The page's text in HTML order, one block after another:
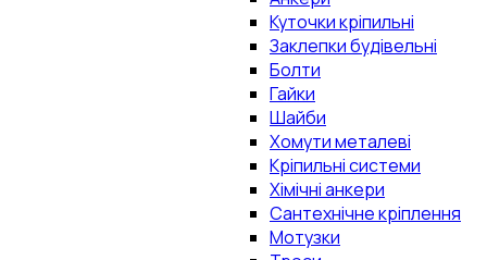
Куточки кріпильні
Заклепки будівельні
Болти
Гайки
Шайби
Хомути металеві
Кріпильні системи
Хімічні анкери
Сантехнічне кріплення
Мотузки